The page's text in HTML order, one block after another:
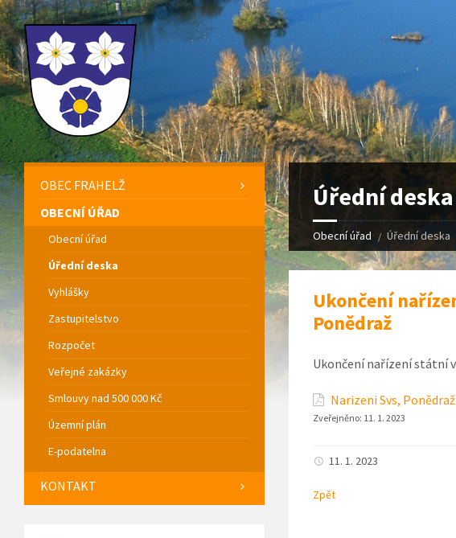
Úřední deska
Obecní úřad Úřední deska
Ukončení
Ponědraž
Ukončení nařízení státní
Narizeni Svs, Ponědraž
Zveřejněno: 11. 1. 2023
11. 1. 2023
Zpět
OBEC FRAHELŽ
OBECNÍ ÚŘAD
Obecní úřad
Úřední deska
Vyhlášky
Zastupitelstvo
Rozpočet
Veřejné zakázky
Smlouvy nad 500 000 Kč
Územní plán
E-podatelna
KONTAKT